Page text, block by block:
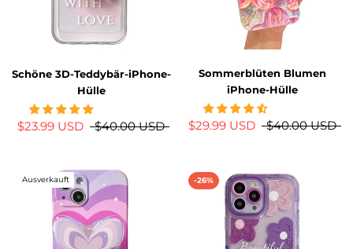
Schöne 3D-Teddybär-iPhone-
Hülle
$23.99 USD $40.00 USD
Sommerblüten Blumen
iPhone-Hülle
$29.99 USD $40.00 USD
Ausverkauft -26%